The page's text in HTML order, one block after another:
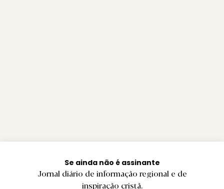
Se ainda não é assinante
Jornal diário de informação regional e de
inspiração cristã.